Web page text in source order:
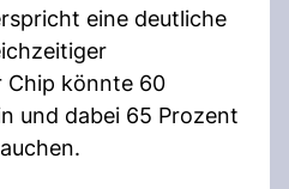
eine deutliche
Chip könnte 60
und dabei 65 Prozent